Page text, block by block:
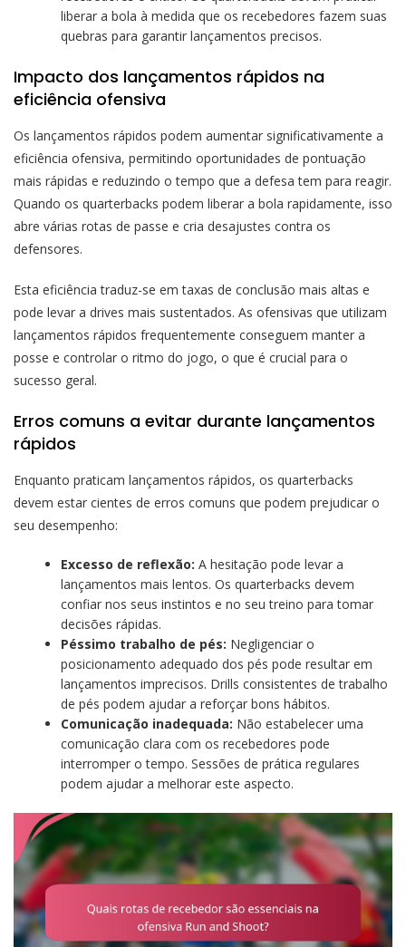
liberar a bola à medida que os recebedores fazem suas
quebras para garantir lançamentos precisos.
Impacto dos lançamentos rápidos na
eficiência ofensiva
Os lançamentos rápidos podem aumentar significativamente a
eficiência ofensiva, permitindo oportunidades de pontuação
mais rápidas e reduzindo o tempo que a defesa tem para reagir.
Quando os quarterbacks podem liberar a bola rapidamente, isso
abre várias rotas de passe e cria desajustes contra os
defensores.
Esta eficiência traduz-se em taxas de conclusão mais altas e
pode levar a drives mais sustentados. As ofensivas que utilizam
lançamentos rápidos frequentemente conseguem manter a
posse e controlar o ritmo do jogo, o que é crucial para o
sucesso geral.
Erros comuns a evitar durante lançamentos
rápidos
Enquanto praticam lançamentos rápidos, os quarterbacks
devem estar cientes de erros comuns que podem prejudicar o
seu desempenho:
Excesso de reflexão: A hesitação pode levar a
lançamentos mais lentos. Os quarterbacks devem
confiar nos seus instintos e no seu treino para tomar
decisões rápidas.
Péssimo trabalho de pés: Negligenciar o
posicionamento adequado dos pés pode resultar em
lançamentos imprecisos. Drills consistentes de trabalho
de pés podem ajudar a reforçar bons hábitos.
Comunicação inadequada: Não estabelecer uma
comunicação clara com os recebedores pode
interromper o tempo. Sessões de prática regulares
podem ajudar a melhorar este aspecto.